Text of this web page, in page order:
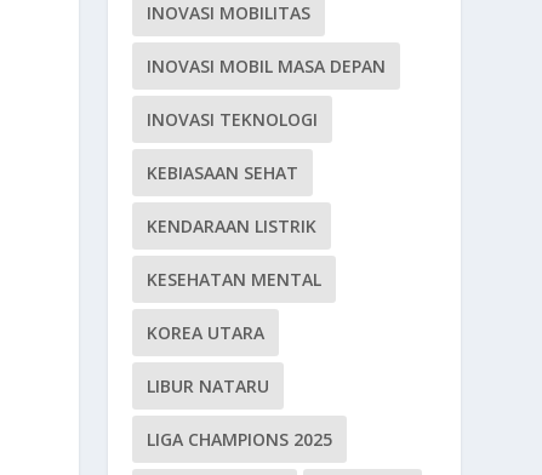
INOVASI MOBILITAS
INOVASI MOBIL MASA DEPAN
INOVASI TEKNOLOGI
KEBIASAAN SEHAT
KENDARAAN LISTRIK
KESEHATAN MENTAL
KOREA UTARA
LIBUR NATARU
LIGA CHAMPIONS 2025